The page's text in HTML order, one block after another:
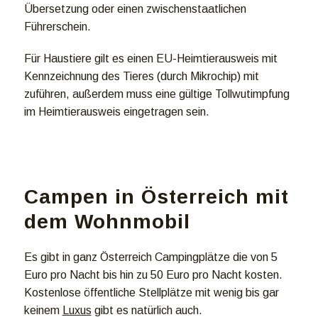
Übersetzung oder einen zwischenstaatlichen
Führerschein.
Für Haustiere gilt es einen EU-Heimtierausweis mit
Kennzeichnung des Tieres (durch Mikrochip) mit
zuführen, außerdem muss eine gültige Tollwutimpfung
im Heimtierausweis eingetragen sein.
Campen in Österreich mit
dem Wohnmobil
Es gibt in ganz Österreich Campingplätze die von 5
Euro pro Nacht bis hin zu 50 Euro pro Nacht kosten.
Kostenlose öffentliche Stellplätze mit wenig bis gar
keinem
Luxus gibt es natürlich auch.